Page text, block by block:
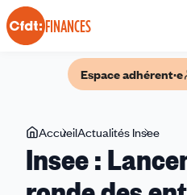
Panneau de gestion des cookies
FINANCES
Espace adhérent·e
Vous
êtes
ici
AccueilActualités Insee
:
Insee :